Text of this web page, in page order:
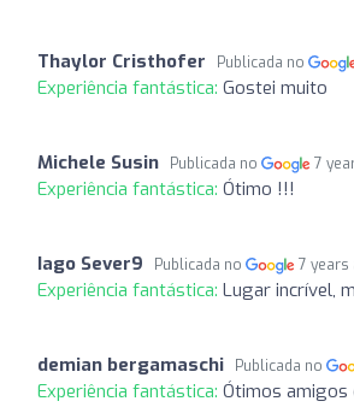
Thaylor Cristhofer Publicada no
Experiência fantástica: Gostei muito
Michele Susin Publicada no 7
Experiência fantástica: Ótimo !!!
Iago Sever9 Publicada no 7 years
Experiência fantástica: Lugar incrível,
demian bergamaschi Publicada no
Experiência fantástica: Ótimos amigos